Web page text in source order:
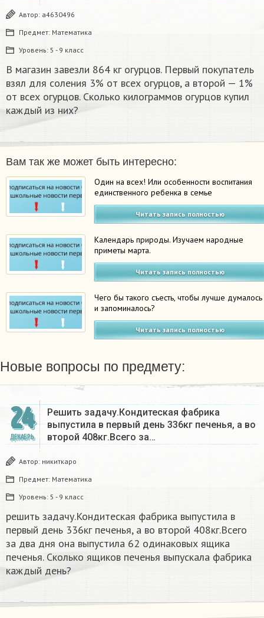
Автор: a4630496
Предмет: Математика
Уровень: 5 - 9 класс
В магазин завезли 864 кг огурцов. Первый покупатель
взял для соления 3% от всех огурцов, а второй — 1%
от всех огурцов. Сколько килограммов огурцов купил
каждый из них?
Вам так же может быть интересно:
Один на всех! Или особенности воспитания
единственного ребенка в семье
Читать запись полностью
Календарь природы. Изучаем народные
приметы марта.
Читать запись полностью
Чего бы такого съесть, чтобы лучше думалось
и запоминалось?
Читать запись полностью
Новые вопросы по предмету:
24
ДЕКАБРЬ
Решить задачу.Кондитеская фабрика
выпустила в первый день 336кг печенья, а во
второй 408кг.Всего за…
Автор: никиткаро
Предмет: Математика
Уровень: 5 - 9 класс
решить задачу.Кондитеская фабрика выпустила в
первый день 336кг печенья, а во второй 408кг.Всего
за два дня она выпустила 62 одинаковых ящика
печенья. Сколько ящиков печенья выпускала фабрика
каждый день?